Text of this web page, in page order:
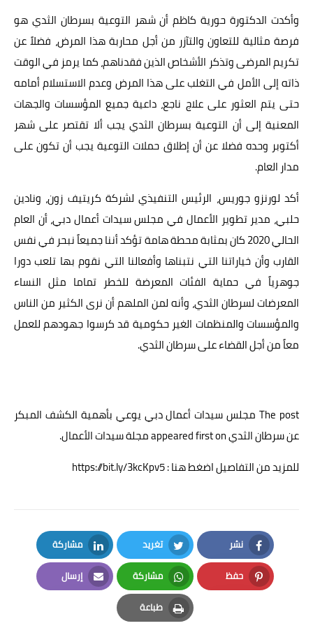
وأكدت الدكتورة حورية كاظم أن شهر التوعية بسرطان الثدي هو
فرصة مثالية للتعاون والتآزر من أجل محاربة هذا المرض، فضلاً عن
تكريم المرضى وتذكر الأشخاص الذين فقدناهم، كما يرمز في الوقت
ذاته إلى الأمل في التغلب على هذا المرض وعدم الاستسلام أمامه
حتى يتم العثور على علاج ناجع، داعية جميع المؤسسات والجهات
المعنية إلى أن التوعية بسرطان الثدي يجب ألا تقتصر على شهر
أكتوبر وحده فضلا عن أن إطلاق حملات التوعية يجب أن تكون على
مدار العام.
أكد لورنزو جوريس، الرئيس التنفيذي لشركة كريتيف زون، ونادين
حلبي، مدير تطوير الأعمال في مجلس سيدات أعمال دبي، أن العام
الحالي 2020 كان بمثابة محطة هامة تؤكد أننا جميعاً نبحر في نفس
القارب وأن خياراتنا التي نتبناها وأفعالنا التي نقوم بها تلعب دورا
جوهرياً في حماية الفئات المعرضة للخطر تماما مثل النساء
المعرضات لسرطان الثدي، وأنه لمن الملهم أن نرى الكثير من الناس
والمؤسسات والمنظمات الغير حكومية قد كرسوا جهودهم للعمل
معاً من أجل القضاء على سرطان الثدي.
The post مجلس سيدات أعمال دبي يوعي بأهمية الكشف المبكر
عن سرطان الثدي
مجلة سيدات الأعمال.
للمزيد من التفاصيل اضغط هنا : https://bit.ly/3kcKpv5
نشر
Facebook
تغريد
Twitter
مشاركة
LinkedIn
حفظ
Pinterest
مشاركة
Whatsapp
إرسال
Email
طباعة